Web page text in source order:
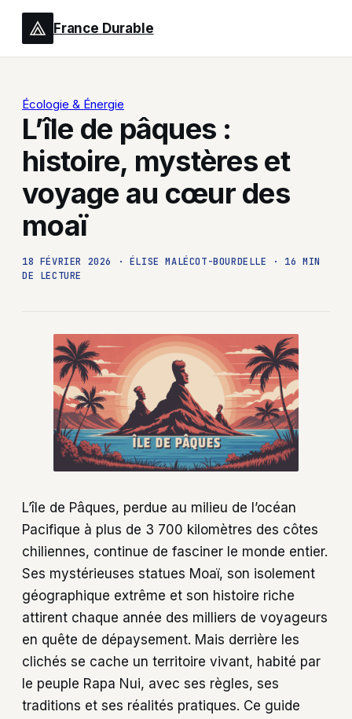
France Durable
Écologie & Énergie
L’île de pâques :
histoire, mystères et
voyage au cœur des
moaï
18 FÉVRIER 2026 · ÉLISE MALÉCOT-BOURDELLE ·
16 MIN
DE LECTURE
L’île de Pâques, perdue au milieu de l’océan
Pacifique à plus de 3 700 kilomètres des côtes
chiliennes, continue de fasciner le monde entier.
Ses mystérieuses statues Moaï, son isolement
géographique extrême et son histoire riche
attirent chaque année des milliers de voyageurs
en quête de dépaysement. Mais derrière les
clichés se cache un territoire vivant, habité par
le peuple Rapa Nui, avec ses règles, ses
traditions et ses réalités pratiques. Ce guide